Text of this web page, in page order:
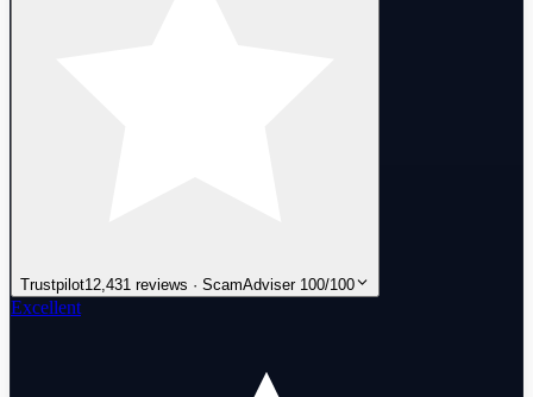
Trustpilot12,431 reviews · ScamAdviser 100/100
Excellent